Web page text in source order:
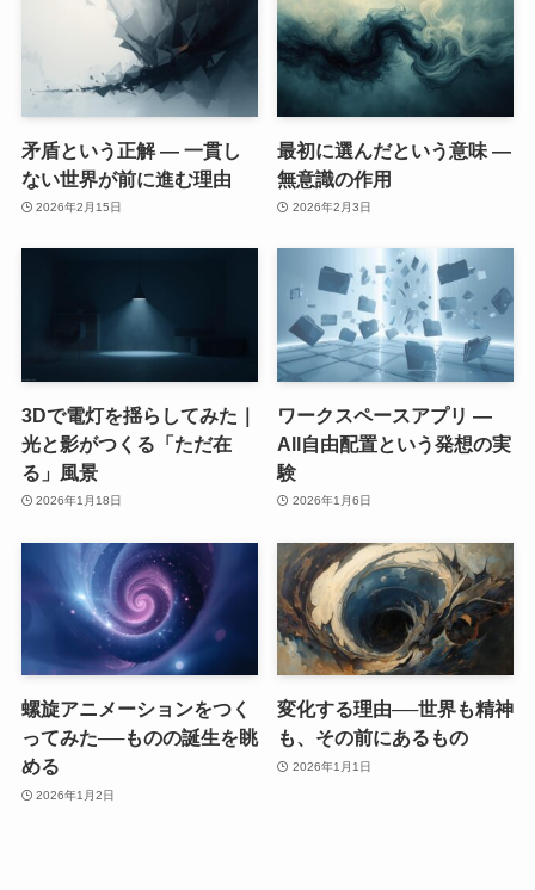
矛盾という正解 ― 一貫し
ない世界が前に進む理由
2026年2月15日
最初に選んだという意味 ―
無意識の作用
2026年2月3日
3Dで電灯を揺らしてみた｜
光と影がつくる「ただ在
る」風景
2026年1月18日
ワークスペースアプリ ―
All自由配置という発想の実
験
2026年1月6日
螺旋アニメーションをつく
ってみた──ものの誕生を眺
める
2026年1月2日
変化する理由──世界も精神
も、その前にあるもの
2026年1月1日